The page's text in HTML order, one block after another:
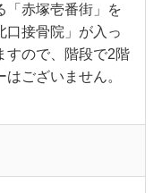
「赤塚壱番街」を
口接骨院」が入っ
すので、階段で2階
ございません。